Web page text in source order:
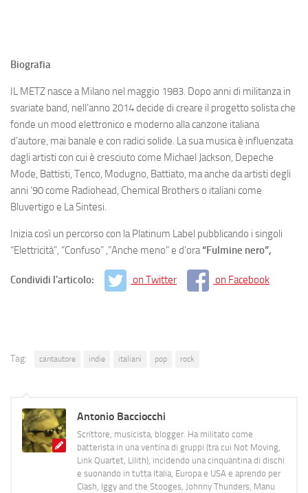
Biografia
IL METZ nasce a Milano nel maggio 1983. Dopo anni di militanza in
svariate band, nell’anno 2014 decide di creare il progetto solista che
fonde un mood elettronico e moderno alla canzone italiana
d’autore, mai banale e con radici solide. La sua musica è influenzata
dagli artisti con cui è cresciuto come Michael Jackson, Depeche
Mode, Battisti, Tenco, Modugno, Battiato, ma anche da artisti degli
anni ‘90 come Radiohead, Chemical Brothers o italiani come
Bluvertigo e La Sintesi.
Inizia così un percorso con la Platinum Label pubblicando i singoli
“Elettricità”, “Confuso” ,”Anche meno” e d’ora“Fulmine nero”,
Condividi l'articolo: on Twitter on Facebook
Tag: cantautore indie italiani pop rock
Antonio Bacciocchi
Scrittore, musicista, blogger. Ha militato come
batterista in una ventina di gruppi (tra cui Not Moving,
Link Quartet, Lilith), incidendo una cinquantina di dischi
e suonando in tutta Italia, Europa e USA e aprendo per
Clash, Iggy and the Stooges, Johnny Thunders, Manu